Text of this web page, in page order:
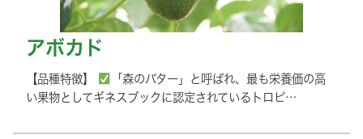
アボカド
【品種特徴】
「森のバター」と呼ばれ、最も栄養価の高
い果物としてギネスブックに認定されているトロピ…